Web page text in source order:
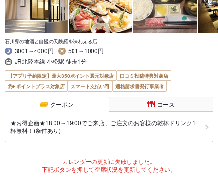
石川県の地酒と自慢の天麩羅を味わえる店
3001～4000円
501～1000円
JR北陸本線 小松駅 徒歩1分
【アプリ予約限定】最大350ポイント還元対象店
口コミ投稿特典対象店
ポイントプラス対象店
スマート支払い可 適格請求書発行事業者
クーポン コース
★お得企画★18:00～19:00でご来店、ご注文のお客様の乾杯ドリンク1
杯無料！(条件あり)
カレンダーの更新に失敗しました。
下記ボタンを押して空席状況を更新してください。